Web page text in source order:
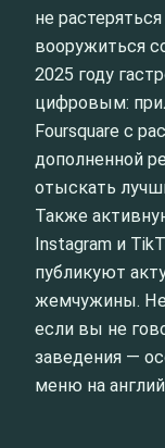
не
вооружиться
2025 году
цифровым:
Foursquare с
дополненной
отыскать
Также
Instagram и
публикуют
жемчужины. Не
если вы не
заведения —
меню на